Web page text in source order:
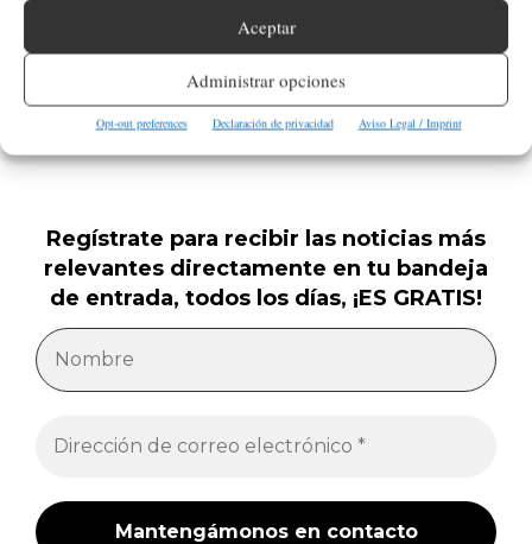
Aceptar
Administrar opciones
Opt-out preferences Declaración de privacidad Aviso Legal / Imprint
migratorios
Regístrate para recibir las noticias más
relevantes directamente en tu bandeja
de entrada, todos los días, ¡ES GRATIS!